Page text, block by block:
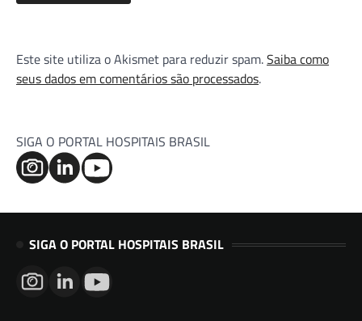
Este site utiliza o Akismet para reduzir spam.Saiba como
seus dados em comentários são processados.
SIGA O PORTAL HOSPITAIS BRASIL
SIGA O PORTAL HOSPITAIS BRASIL